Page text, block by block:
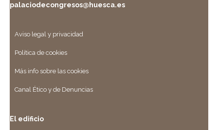
palaciodecongresos@huesca.es
Aviso legal y privacidad
Política de cookies
Más info sobre las cookies
Canal Ético y de Denuncias
El edificio